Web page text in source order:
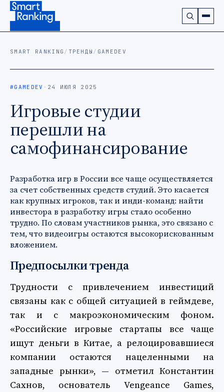
Подписаться на наш канал в Telegram (откроется в
SMART RANKING / ТРЕНДЫ / GAMEDEV
#GAMEDEV · 24 ИЮЛЯ 2025
Игровые студии
перешли на
самофинансирование
Разработка игр в России все чаще осуществляется
за счет собственных средств студий. Это касается
как крупных игроков, так и инди-команд: найти
инвестора в разработку игры стало особенно
трудно. По словам участников рынка, это связано с
тем, что видеоигры остаются высокорискованным
вложением.
Предпосылки тренда
Трудности с привлечением инвестиций
связаны как с общей ситуацией в геймдеве,
так и с макроэкономическим фоном.
«Российские игровые стартапы все чаще
ищут деньги в Китае, а релоцировавшиеся
компании остаются нацеленными на
западные рынки», — отметил Константин
Сахнов, основатель Vengeance Games,